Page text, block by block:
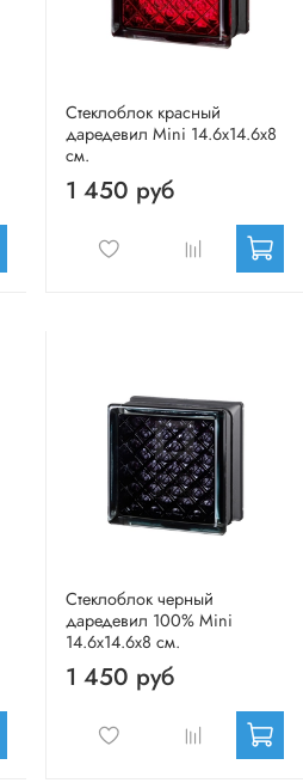
Стеклоблок красный
даредевил Mini 14.6x14.6x8
см.
1 450 руб
Стеклоблок черный
даредевил 100% Mini
14.6x14.6x8 см.
1 450 руб